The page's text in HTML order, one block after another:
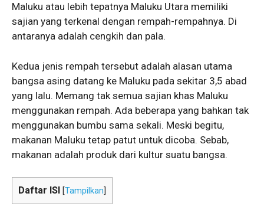
Maluku atau lebih tepatnya Maluku Utara memiliki
sajian yang terkenal dengan rempah-rempahnya. Di
antaranya adalah cengkih dan pala.
Kedua jenis rempah tersebut adalah alasan utama
bangsa asing datang ke Maluku pada sekitar 3,5 abad
yang lalu. Memang tak semua sajian khas Maluku
menggunakan rempah. Ada beberapa yang bahkan tak
menggunakan bumbu sama sekali. Meski begitu,
makanan Maluku tetap patut untuk dicoba. Sebab,
makanan adalah produk dari kultur suatu bangsa.
Daftar ISI Tampilkan